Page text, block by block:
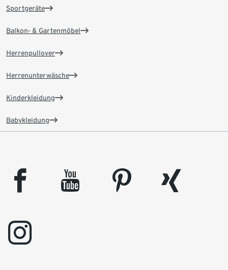
Sportgeräte
Balkon- & Gartenmöbel
Herrenpullover
Herrenunterwäsche
Kinderkleidung
Babykleidung
facebook youtube pinterest
xing
instagram